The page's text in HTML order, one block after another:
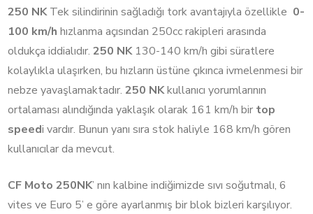
250 NKTek silindirinin sağladığı tork avantajıyla özellikle 0-
100 km/h hızlanma açısından 250cc rakipleri arasında
oldukça iddialıdır.250 NK130-140 km/h gibi süratlere
kolaylıkla ulaşırken, bu hızların üstüne çıkınca ivmelenmesi bir
nebze yavaşlamaktadır.250 NKkullanıcı yorumlarının
ortalaması alındığında yaklaşık olarak 161 km/h bir top
speedi vardır. Bunun yanı sıra stok haliyle 168 km/h gören
kullanıcılar da mevcut.
CF Moto 250NK’ nın kalbine indiğimizde sıvı soğutmalı, 6
vites ve Euro 5’ e göre ayarlanmış bir blok bizleri karşılıyor.